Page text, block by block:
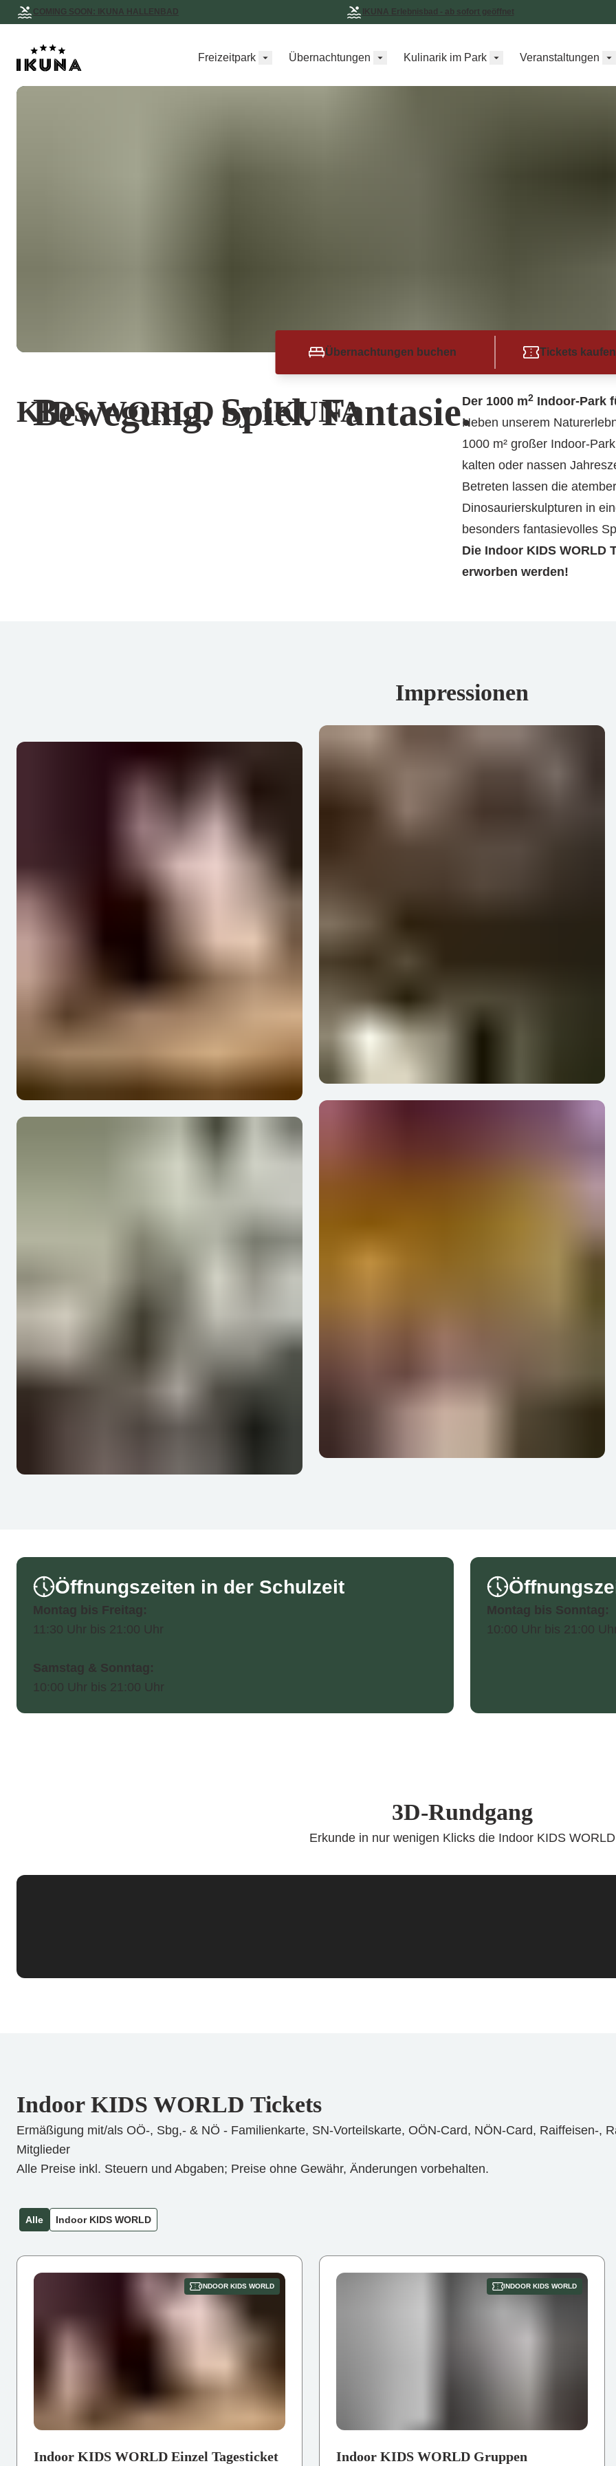
COMING SOON: IKUNA HALLENBAD IKUNA Erlebnisbad - ab sofort geöffnet
Freizeitpark Übernachtungen Kulinarik im Park Veranstaltungen
Bewegung. Spiel. Fantasie.
Übernachtungen buchen Tickets kaufen
KIDS WORLD by IKUNA Der 1000 m2 Indoor-Park
Neben unserem
1000 m² großer Indoor-
kalten oder nassen
Betreten lassen die
Dinosaurierskulpturen in
besonders fantasievolles
Die Indoor KIDS WORLD
erworben werden!
Impressionen
Öffnungszeiten in der Schulzeit
Montag bis Freitag:
11:30 Uhr bis 21:00 Uhr
Samstag & Sonntag:
10:00 Uhr bis 21:00 Uhr
Montag bis Sonntag:
10:00 Uhr bis 21:00
3D-Rundgang
Erkunde in nur wenigen Klicks die Indoor KIDS WORLD
Indoor KIDS WORLD Tickets
Ermäßigung mit/als OÖ-, Sbg,- & NÖ - Familienkarte, SN-Vorteilskarte, OÖN-Card, NÖN-Card, Raiffeisen-,
Mitglieder
Alle Preise inkl. Steuern und Abgaben; Preise ohne Gewähr, Änderungen vorbehalten.
Alle Indoor KIDS WORLD
INDOOR KIDS WORLD
Indoor KIDS WORLD Einzel Tagesticket
INDOOR KIDS WORLD
Indoor KIDS WORLD Gruppen